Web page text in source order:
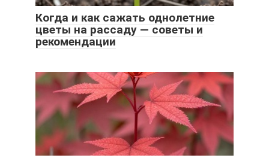
Когда и как сажать однолетние
цветы на рассаду — советы и
рекомендации